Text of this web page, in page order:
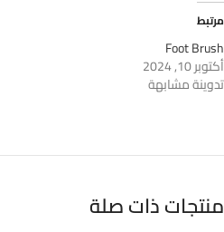
مرتبط
Foot Brush
أكتوبر 10, 2024
تدوينة مشابهة
منتجات ذات صلة